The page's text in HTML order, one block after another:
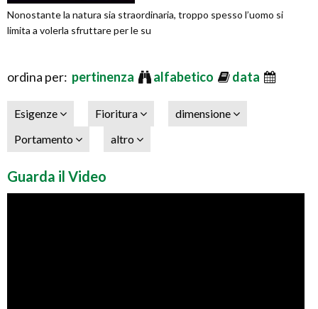
Nonostante la natura sia straordinaria, troppo spesso l’uomo si
limita a volerla sfruttare per le su
ordina per: pertinenza alfabetico data
Esigenze Fioritura
dimensione
Portamento
altro
Guarda il Video